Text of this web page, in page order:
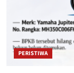
PERISTIWA